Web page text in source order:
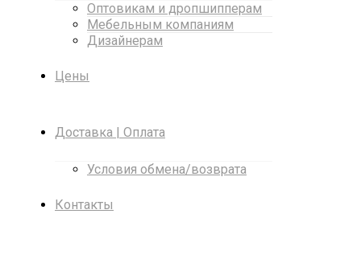
Оптовикам и дропшипперам
Мебельным компаниям
Дизайнерам
Цены
Доставка | Оплата
Условия обмена/возврата
Контакты